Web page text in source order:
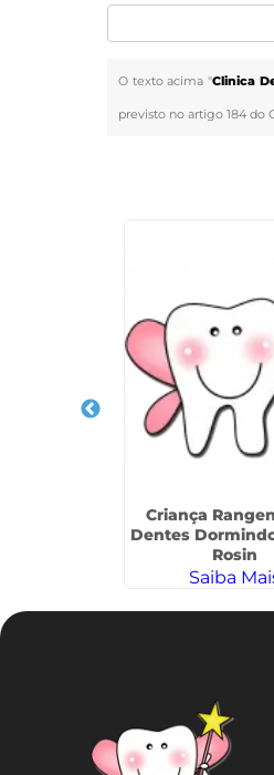
O texto acima "Clinica
previsto no artigo 184 do
Criança
Dentes
Rosin
Saiba